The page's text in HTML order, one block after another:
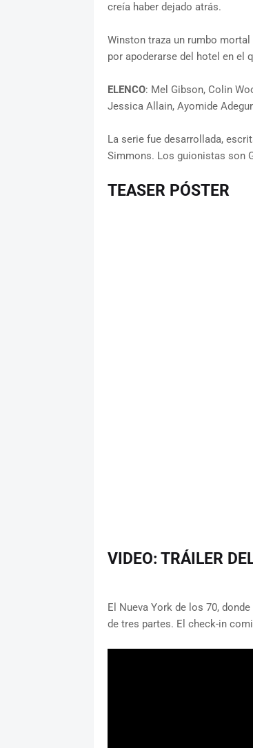
creía haber dejado atrás.
Winston traza un rumbo
por apoderarse del hotel en el
ELENCO: Mel Gibson, Colin
Jessica Allain, Ayomide
La serie fue desarrollada,
Simmons. Los guionistas son
TEASER PÓSTER
VIDEO: TRÁILER
El Nueva York de los 70,
de tres partes. El check-in